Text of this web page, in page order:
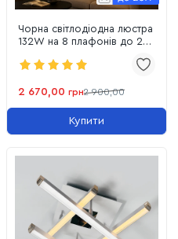
Чорна світлодіодна люстра
132W на 8 плафонів до 25
2 670,00 грн2 900,00
Купити